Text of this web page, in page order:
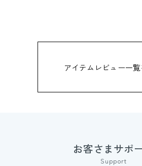
アイテムレビュー一覧
お客さまサポ
Support